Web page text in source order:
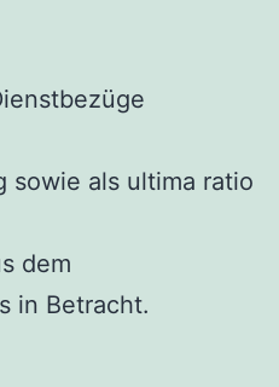
sowie als ultima ratio
dem
in Betracht.